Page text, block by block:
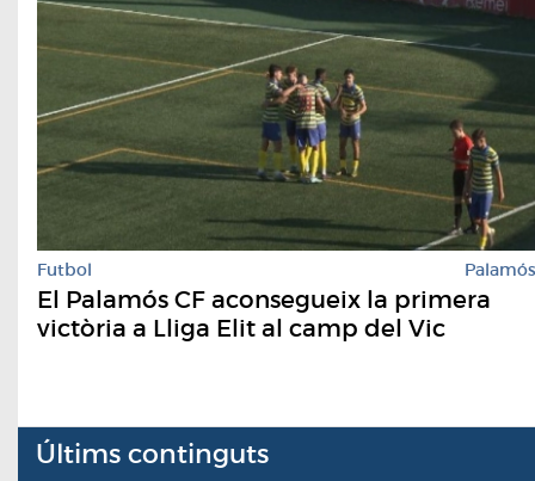
Futbol Palamós
El Palamós CF aconsegueix la primera
victòria a Lliga Elit al camp del Vic
Últims continguts